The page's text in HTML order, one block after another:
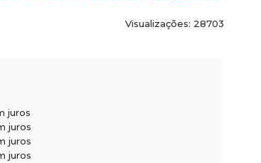
Visualizações: 28703
juros
juros
juros
juros